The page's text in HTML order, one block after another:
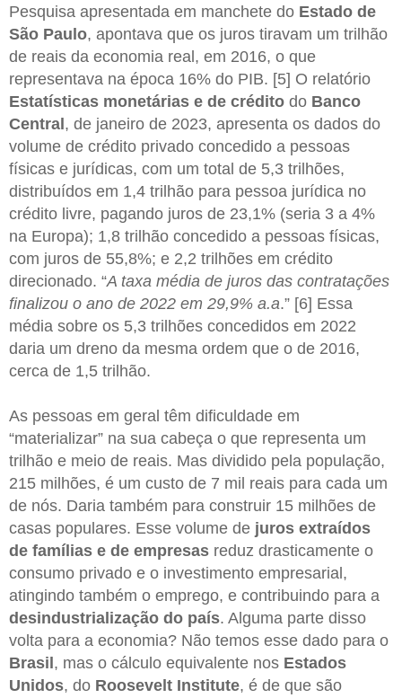
Pesquisa apresentada em manchete do Estado de
São Paulo, apontava que os juros tiravam um trilhão
de reais da economia real, em 2016, o que
representava na época 16% do PIB. [5] O relatório
Estatísticas monetárias e de crédito do Banco
Central , de janeiro de 2023, apresenta os dados do
volume de crédito privado concedido a pessoas
físicas e jurídicas, com um total de 5,3 trilhões,
distribuídos em 1,4 trilhão para pessoa jurídica no
crédito livre, pagando juros de 23,1% (seria 3 a 4%
na Europa); 1,8 trilhão concedido a pessoas físicas,
com juros de 55,8%; e 2,2 trilhões em crédito
direcionado. “A taxa média de juros das contratações
finalizou o ano de 2022 em 29,9% a.a.” [6] Essa
média sobre os 5,3 trilhões concedidos em 2022
daria um dreno da mesma ordem que o de 2016,
cerca de 1,5 trilhão.
As pessoas em geral têm dificuldade em
“materializar” na sua cabeça o que representa um
trilhão e meio de reais. Mas dividido pela população,
215 milhões, é um custo de 7 mil reais para cada um
de nós. Daria também para construir 15 milhões de
casas populares. Esse volume de juros extraídos
de famílias e de empresas reduz drasticamente o
consumo privado e o investimento empresarial,
atingindo também o emprego, e contribuindo para a
desindustrialização do país. Alguma parte disso
volta para a economia? Não temos esse dado para o
Brasil , mas o cálculo equivalente nos Estados
Unidos, do Roosevelt Institute, é de que são